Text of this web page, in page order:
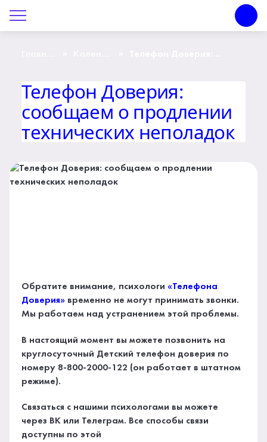
Телефон Доверия:
сообщаем о продлении
технических неполадок
Обратите внимание, психологи«Телефона
Доверия» временно не могут принимать звонки.
Мы работаем над устранением этой проблемы.
В настоящий момент вы можете позвонить на
круглосуточный Детский телефон доверия по
номеру 8-800-2000-122 (он работает в штатном
режиме).
Связаться с нашими психологами вы можете
через ВК или Телеграм. Все способы связи
доступны по этой
Профсоюз
История
Документы